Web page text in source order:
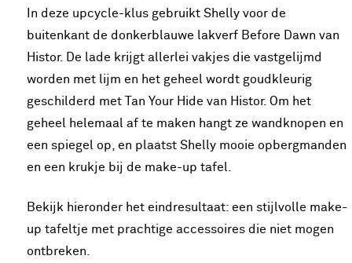
In deze upcycle-klus gebruikt Shelly voor de
buitenkant de donkerblauwe lakverf Before Dawn van
Histor. De lade krijgt allerlei vakjes die vastgelijmd
worden met lijm en het geheel wordt goudkleurig
geschilderd met Tan Your Hide van Histor. Om het
geheel helemaal af te maken hangt ze wandknopen en
een spiegel op, en plaatst Shelly mooie opbergmanden
en een krukje bij de make-up tafel.
Bekijk hieronder het eindresultaat: een stijlvolle make-
up tafeltje met prachtige accessoires die niet mogen
ontbreken.